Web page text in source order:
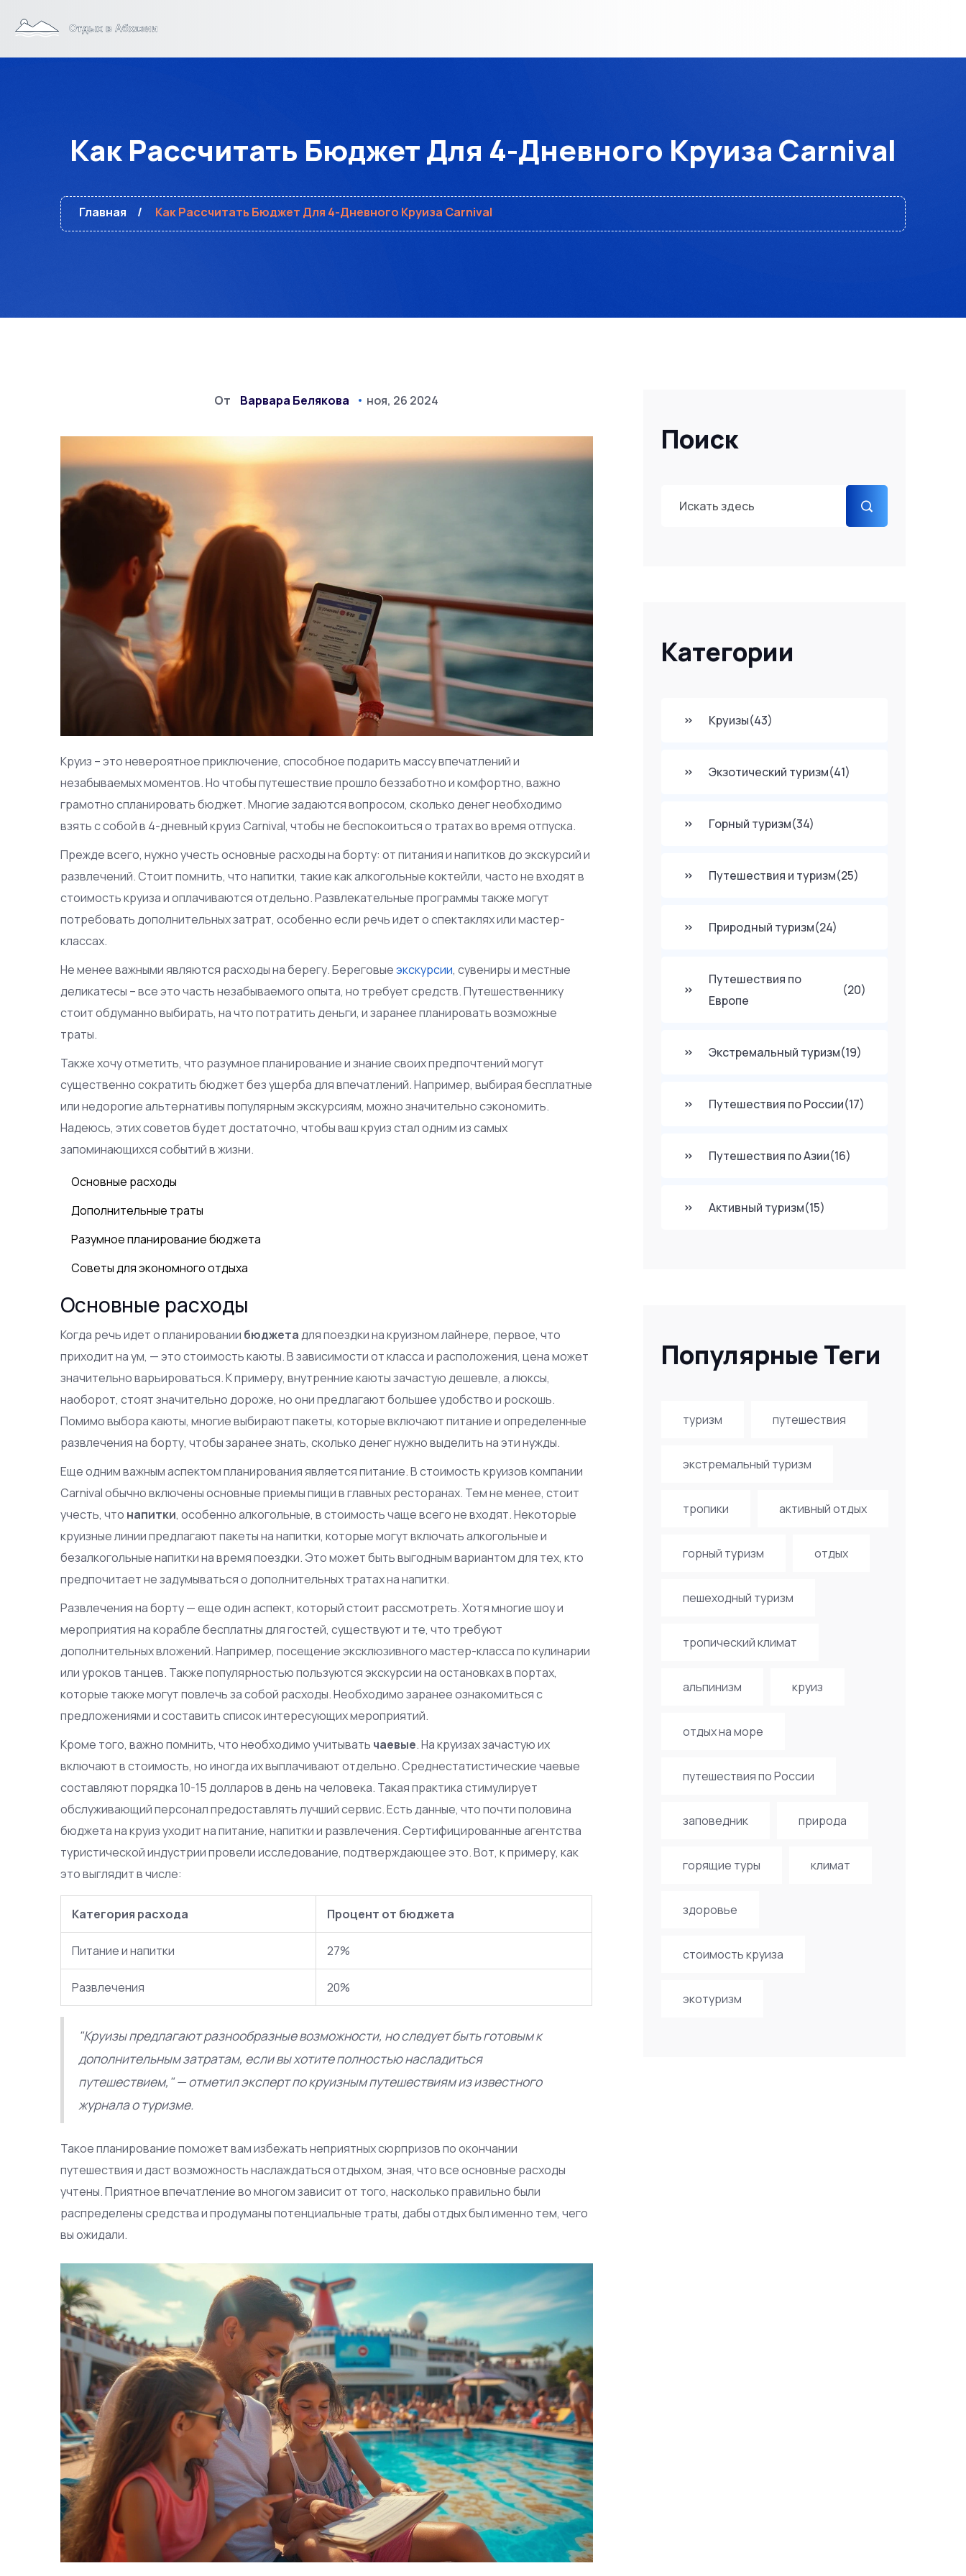
Как Рассчитать Бюджет Для 4-Дневного Круиза Carnival
Главная Как Рассчитать Бюджет Для 4-Дневного Круиза Carnival
Поиск
Категории
Круизы(43)
Экзотический туризм(41)
Горный туризм(34)
Путешествия и туризм(25)
Природный туризм(24)
Путешествия по
Европе
(20)
Экстремальный туризм(19)
Путешествия по России(17)
Путешествия по Азии(16)
Активный туризм(15)
Популярные Теги
туризм путешествия
экстремальный туризм
тропики активный отдых
горный туризм отдых
пешеходный туризм
тропический климат
альпинизм круиз
отдых на море
путешествия по России
заповедник природа
горящие туры климат
здоровье
стоимость круиза
экотуризм
От Варвара Белякова ноя, 26 2024
Круиз – это невероятное приключение, способное подарить массу впечатлений и
незабываемых моментов. Но чтобы путешествие прошло беззаботно и комфортно, важно
грамотно спланировать бюджет. Многие задаются вопросом, сколько денег необходимо
взять с собой в 4-дневный круиз Carnival, чтобы не беспокоиться о тратах во время отпуска.
Прежде всего, нужно учесть основные расходы на борту: от питания и напитков до экскурсий и
развлечений. Стоит помнить, что напитки, такие как алкогольные коктейли, часто не входят в
стоимость круиза и оплачиваются отдельно. Развлекательные программы также могут
потребовать дополнительных затрат, особенно если речь идет о спектаклях или мастер-
классах.
Не менее важными являются расходы на берегу. Береговыеэкскурсии, сувениры и местные
деликатесы – все это часть незабываемого опыта, но требует средств. Путешественнику
стоит обдуманно выбирать, на что потратить деньги, и заранее планировать возможные
траты.
Также хочу отметить, что разумное планирование и знание своих предпочтений могут
существенно сократить бюджет без ущерба для впечатлений. Например, выбирая бесплатные
или недорогие альтернативы популярным экскурсиям, можно значительно сэкономить.
Надеюсь, этих советов будет достаточно, чтобы ваш круиз стал одним из самых
запоминающихся событий в жизни.
Основные расходы
Дополнительные траты
Разумное планирование бюджета
Советы для экономного отдыха
Основные расходы
Когда речь идет о планировании бюджетадля поездки на круизном лайнере, первое, что
приходит на ум, — это стоимость каюты. В зависимости от класса и расположения, цена может
значительно варьироваться. К примеру, внутренние каюты зачастую дешевле, а люксы,
наоборот, стоят значительно дороже, но они предлагают большее удобство и роскошь.
Помимо выбора каюты, многие выбирают пакеты, которые включают питание и определенные
развлечения на борту, чтобы заранее знать, сколько денег нужно выделить на эти нужды.
Еще одним важным аспектом планирования является питание. В стоимость круизов компании
Carnival обычно включены основные приемы пищи в главных ресторанах. Тем не менее, стоит
учесть, что напитки, особенно алкогольные, в стоимость чаще всего не входят. Некоторые
круизные линии предлагают пакеты на напитки, которые могут включать алкогольные и
безалкогольные напитки на время поездки. Это может быть выгодным вариантом для тех, кто
предпочитает не задумываться о дополнительных тратах на напитки.
Развлечения на борту — еще один аспект, который стоит рассмотреть. Хотя многие шоу и
мероприятия на корабле бесплатны для гостей, существуют и те, что требуют
дополнительных вложений. Например, посещение эксклюзивного мастер-класса по кулинарии
или уроков танцев. Также популярностью пользуются экскурсии на остановках в портах,
которые также могут повлечь за собой расходы. Необходимо заранее ознакомиться с
предложениями и составить список интересующих мероприятий.
Кроме того, важно помнить, что необходимо учитывать чаевые. На круизах зачастую их
включают в стоимость, но иногда их выплачивают отдельно. Среднестатистические чаевые
составляют порядка 10-15 долларов в день на человека. Такая практика стимулирует
обслуживающий персонал предоставлять лучший сервис. Есть данные, что почти половина
бюджета на круиз уходит на питание, напитки и развлечения. Сертифицированные агентства
туристической индустрии провели исследование, подтверждающее это. Вот, к примеру, как
это выглядит в числе:
Категория расхода Процент от бюджета
Питание и напитки 27%
Развлечения 20%
"Круизы предлагают разнообразные возможности, но следует быть готовым к
дополнительным затратам, если вы хотите полностью насладиться
путешествием," — отметил эксперт по круизным путешествиям из известного
журнала о туризме.
Такое планирование поможет вам избежать неприятных сюрпризов по окончании
путешествия и даст возможность наслаждаться отдыхом, зная, что все основные расходы
учтены. Приятное впечатление во многом зависит от того, насколько правильно были
распределены средства и продуманы потенциальные траты, дабы отдых был именно тем, чего
вы ожидали.